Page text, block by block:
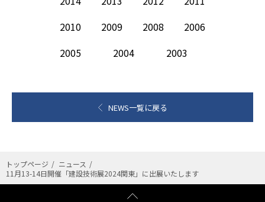
2010
2009 2008
2006
2005
2004 2003
NEWS一覧に戻る
トップページ
ニュース
11月13-14日開催「建設技術展2024関東」に出展いたします